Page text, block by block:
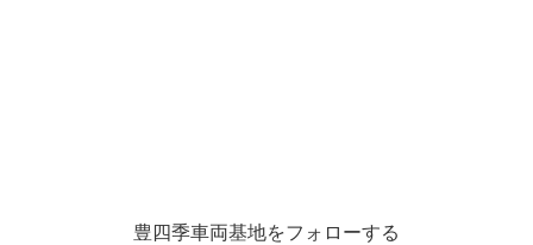
豊四季車両基地をフォローする